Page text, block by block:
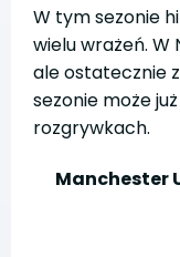
W tym sezonie
wielu wrażeń. W
ale ostatecznie
sezonie może
rozgrywkach.
Manchester